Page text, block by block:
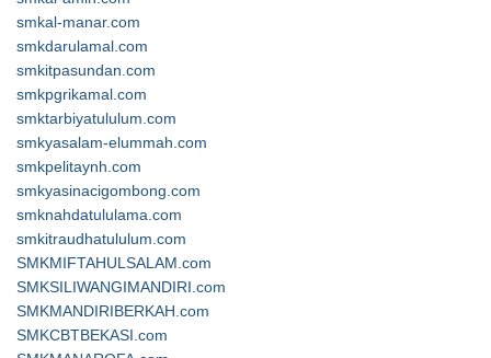
smkal-manar.com
smkdarulamal.com
smkitpasundan.com
smkpgrikamal.com
smktarbiyatululum.com
smkyasalam-elummah.com
smkpelitaynh.com
smkyasinacigombong.com
smknahdatululama.com
smkitraudhatululum.com
SMKMIFTAHULSALAM.com
SMKSILIWANGIMANDIRI.com
SMKMANDIRIBERKAH.com
SMKCBTBEKASI.com